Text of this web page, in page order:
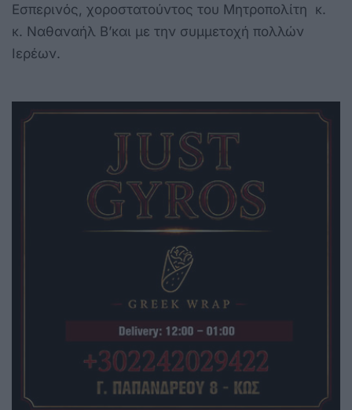
Εσπερινός, χοροστατούντος του Μητροπολίτη κ.
κ. Ναθαναήλ Β’και με την συμμετοχή πολλών
Ιερέων.